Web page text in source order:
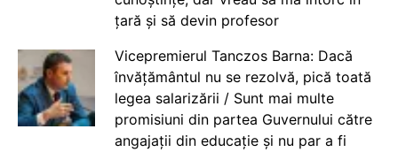
țară și să devin profesor
Vicepremierul Tanczos Barna: Dacă
învățământul nu se rezolvă, pică toată
legea salarizării / Sunt mai multe
promisiuni din partea Guvernului către
angajații din educație și nu par a fi